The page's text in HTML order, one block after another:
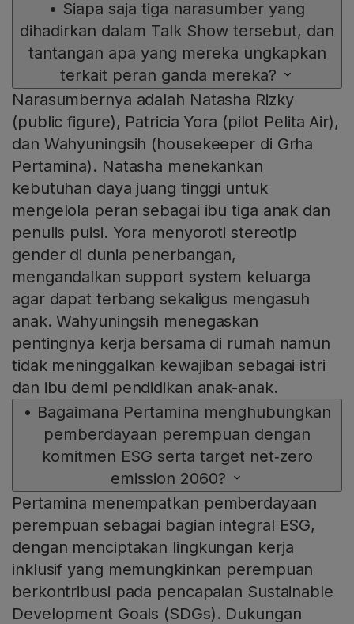
• Siapa saja tiga narasumber yang
dihadirkan dalam Talk Show tersebut, dan
tantangan apa yang mereka ungkapkan
terkait peran ganda mereka?
Narasumbernya adalah Natasha Rizky
(public figure), Patricia Yora (pilot Pelita Air),
dan Wahyuningsih (housekeeper di Grha
Pertamina). Natasha menekankan
kebutuhan daya juang tinggi untuk
mengelola peran sebagai ibu tiga anak dan
penulis puisi. Yora menyoroti stereotip
gender di dunia penerbangan,
mengandalkan support system keluarga
agar dapat terbang sekaligus mengasuh
anak. Wahyuningsih menegaskan
pentingnya kerja bersama di rumah namun
tidak meninggalkan kewajiban sebagai istri
dan ibu demi pendidikan anak-anak.
• Bagaimana Pertamina menghubungkan
pemberdayaan perempuan dengan
komitmen ESG serta target net‑zero
emission 2060?
Pertamina menempatkan pemberdayaan
perempuan sebagai bagian integral ESG,
dengan menciptakan lingkungan kerja
inklusif yang memungkinkan perempuan
berkontribusi pada pencapaian Sustainable
Development Goals (SDGs). Dukungan